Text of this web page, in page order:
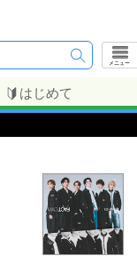
メニュー
はじめて